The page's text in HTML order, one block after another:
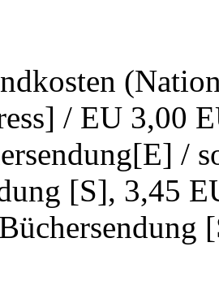
/ EU 3,00
/
[S], 3,45